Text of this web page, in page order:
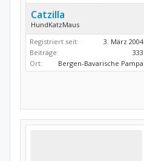
Catzilla
HundKatzMaus
Registriert seit:
3. März 2004
Beiträge:
333
Ort:
Bergen-Bavarische Pampa